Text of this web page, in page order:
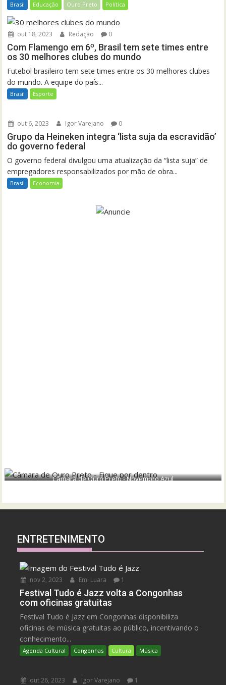
Brasil Educação Ouro Preto Política
out 18, 2023 Redação 0
Com Flamengo em 6º, Brasil tem sete times entre
os 30 melhores clubes do mundo
Futebol brasileiro tem sete times entre os 30 melhores clubes
do mundo. A equipe do país...
Brasil Esporte
out 6, 2023 Igor Varejano 0
Grupo da Heineken integra ‘lista suja da escravidão’
do governo federal
O governo federal divulgou uma atualização da “lista suja” de
empregadores responsabilizados por mão de obra...
Brasil Economia
Câmara de Ouro Preto - Novembro Azul
ENTRETENIMENTO
nov 2, 2023 Emi Luara 1
Festival Tudo é Jazz volta a Congonhas
com oficinas gratuitas
Festival Tudo é Jazz em Congonhas disponibiliza
oficinas de música gratuitas ao público, incentivando o
conhecimento...
Agenda Cultural Congonhas Cultura Música
out 26, 2023 Igor Varejano 1